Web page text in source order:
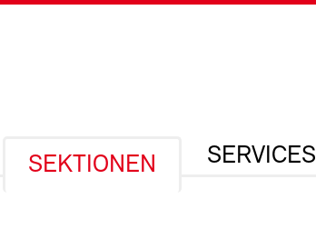
SEKTIONEN SERVICES